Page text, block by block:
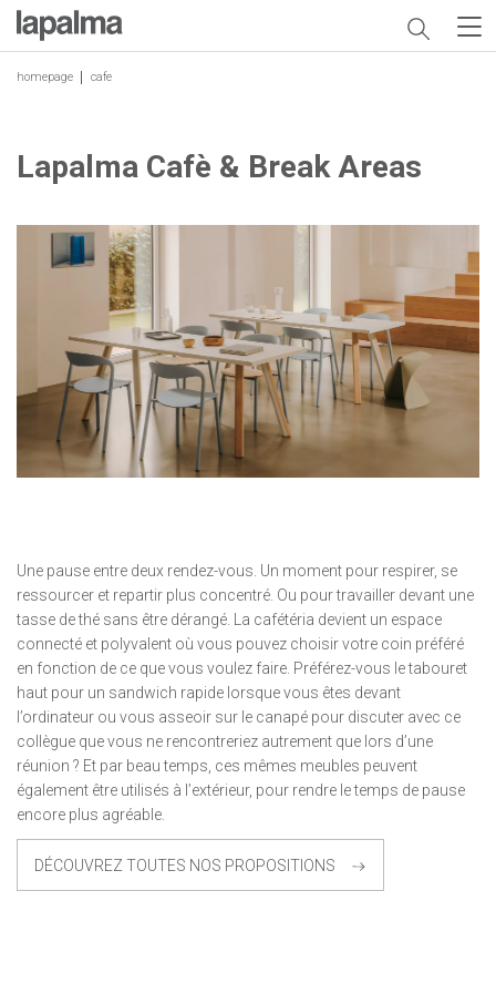
homepage cafe
Lapalma Cafè & Break Areas
Une pause entre deux rendez-vous. Un moment pour respirer, se
ressourcer et repartir plus concentré. Ou pour travailler devant une
tasse de thé sans être dérangé. La cafétéria devient un espace
connecté et polyvalent où vous pouvez choisir votre coin préféré
en fonction de ce que vous voulez faire. Préférez-vous le tabouret
haut pour un sandwich rapide lorsque vous êtes devant
l’ordinateur ou vous asseoir sur le canapé pour discuter avec ce
collègue que vous ne rencontreriez autrement que lors d’une
réunion ? Et par beau temps, ces mêmes meubles peuvent
également être utilisés à l’extérieur, pour rendre le temps de pause
encore plus agréable.
DÉCOUVREZ TOUTES NOS PROPOSITIONS